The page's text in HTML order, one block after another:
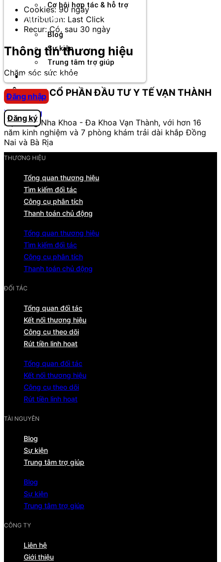
Cơ hội hợp tác & hỗ trợ
Tài nguyên
Blog
Sự kiện
Trung tâm trợ giúp
Chương Trình Creator
Đăng nhập
Đăng ký
Cookies: 90 ngày
Attribution: Last Click
Recur: Có, sau 30 ngày
Thông tin thương hiệu
Chăm sóc sức khỏe
CÔNG TY CỔ PHẦN ĐẦU TƯ Y TẾ VẠN THÀNH
Xem trang
Hệ thống Nha Khoa - Đa Khoa Vạn Thành, với hơn 16
năm kinh nghiệm và 7 phòng khám trải dài khắp Đồng
Nai và Bà Rịa
THƯƠNG HIỆU
Tổng quan thương hiệu
Tìm kiếm đối tác
Công cụ phân tích
Thanh toán chủ động
Tổng quan thương hiệu
Tìm kiếm đối tác
Công cụ phân tích
Thanh toán chủ động
ĐỐI TÁC
Tổng quan đối tác
Kết nối thương hiệu
Công cụ theo dõi
Rút tiền linh hoạt
Tổng quan đối tác
Kết nối thương hiệu
Công cụ theo dõi
Rút tiền linh hoạt
TÀI NGUYÊN
Blog
Sự kiện
Trung tâm trợ giúp
Blog
Sự kiện
Trung tâm trợ giúp
CÔNG TY
Liên hệ
Giới thiệu